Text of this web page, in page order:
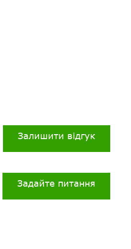
Залишити відгук
Задайте питання